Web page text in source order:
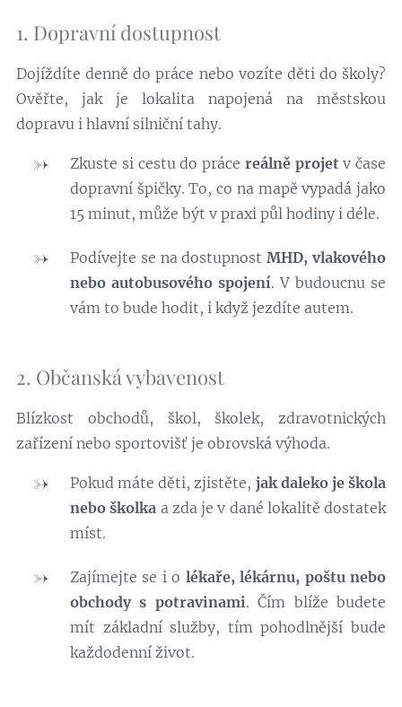
1. Dopravní dostupnost
Dojíždíte denně do práce nebo vozíte děti do školy?
Ověřte, jak je lokalita napojená na městskou
dopravu i hlavní silniční tahy.
Zkuste si cestu do práce reálně projetv čase
dopravní špičky. To, co na mapě vypadá jako
15 minut, může být v praxi půl hodiny i déle.
Podívejte se na dostupnostMHD, vlakového
nebo autobusového spojení. V budoucnu se
vám to bude hodit, i když jezdíte autem.
2. Občanská vybavenost
Blízkost obchodů, škol, školek, zdravotnických
zařízení nebo sportovišť je obrovská výhoda.
Pokud máte děti, zjistěte, jak daleko je škola
nebo školka a zda je v dané lokalitě dostatek
míst.
Zajímejte se i o lékaře, lékárnu, poštu nebo
obchody s potravinami. Čím blíže budete
mít základní služby, tím pohodlnější bude
každodenní život.